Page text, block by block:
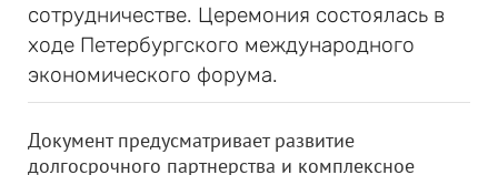
сотрудничестве. Церемония состоялась в
ходе Петербургского международного
экономического форума.
Документ предусматривает развитие
долгосрочного партнерства и комплексное